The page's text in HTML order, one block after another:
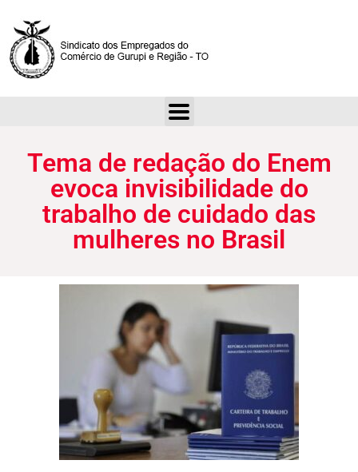
Tema de redação do Enem
evoca invisibilidade do
trabalho de cuidado das
mulheres no Brasil